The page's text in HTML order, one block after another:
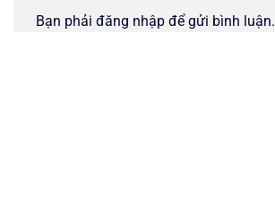
Bạn phải đăng nhập để gửi bình luận.